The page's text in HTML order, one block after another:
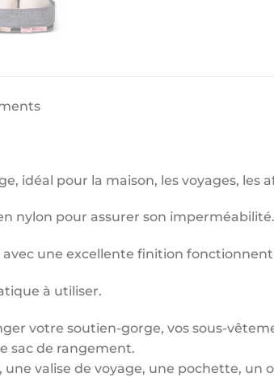
idéal pour la maison, les voyages, les
nylon pour assurer son imperméabilité.
une excellente finition
à utiliser.
votre soutien-gorge, vos sous-
sac de rangement.
valise de voyage, une pochette, un